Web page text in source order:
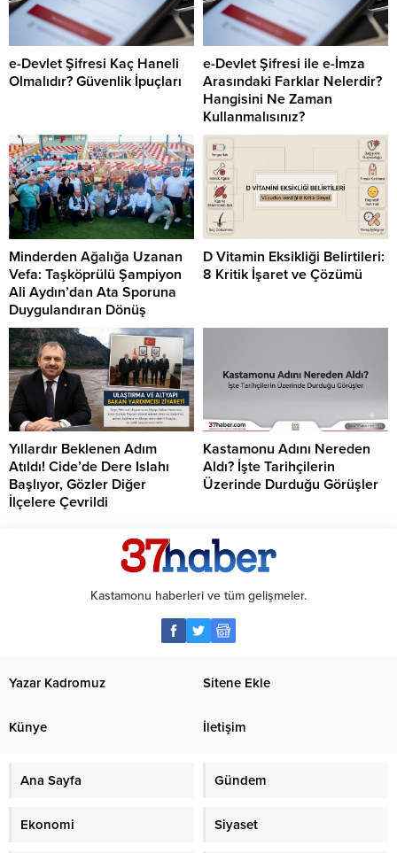
e-Devlet Şifresi Kaç Haneli
Olmalıdır? Güvenlik İpuçları
e-Devlet Şifresi ile e-İmza
Arasındaki Farklar Nelerdir?
Hangisini Ne Zaman
Kullanmalısınız?
Minderden Ağalığa Uzanan
Vefa: Taşköprülü Şampiyon
Ali Aydın’dan Ata Sporuna
Duygulandıran Dönüş
D Vitamin Eksikliği Belirtileri:
8 Kritik İşaret ve Çözümü
Yıllardır Beklenen Adım
Atıldı! Cide’de Dere Islahı
Başlıyor, Gözler Diğer
İlçelere Çevrildi
Kastamonu Adını Nereden
Aldı? İşte Tarihçilerin
Üzerinde Durduğu Görüşler
Kastamonu haberleri ve tüm gelişmeler.
Yazar Kadromuz Sitene Ekle
Künye İletişim
Ana Sayfa Gündem
Ekonomi Siyaset